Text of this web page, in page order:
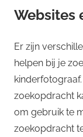
Websites
Er zijn
helpen bij je
zoekopdracht
om gebruik te
zoekopdracht